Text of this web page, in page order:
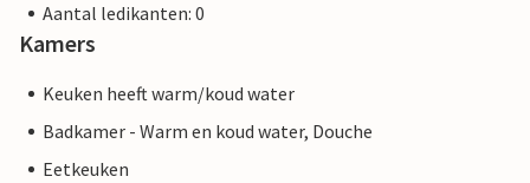
Aantal ledikanten: 0
Kamers
Keuken heeft warm/koud water
Badkamer - Warm en koud water, Douche
Eetkeuken